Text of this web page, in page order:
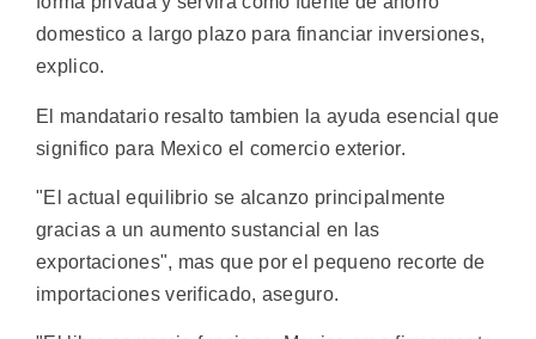
domestico a largo plazo para financiar inversiones,
explico.
El mandatario resalto tambien la ayuda esencial que
significo para Mexico el comercio exterior.
"El actual equilibrio se alcanzo principalmente
gracias a un aumento sustancial en las
exportaciones", mas que por el pequeno recorte de
importaciones verificado, aseguro.